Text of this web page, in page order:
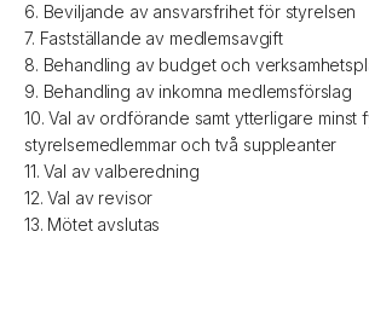
6. Beviljande av ansvarsfrihet för styrelsen
7. Fastställande av medlemsavgift
8. Behandling av budget och
9. Behandling av inkomna medlemsförslag
10. Val av ordförande samt ytterligare minst
styrelsemedlemmar och två suppleanter
11. Val av valberedning
12. Val av revisor
13. Mötet avslutas